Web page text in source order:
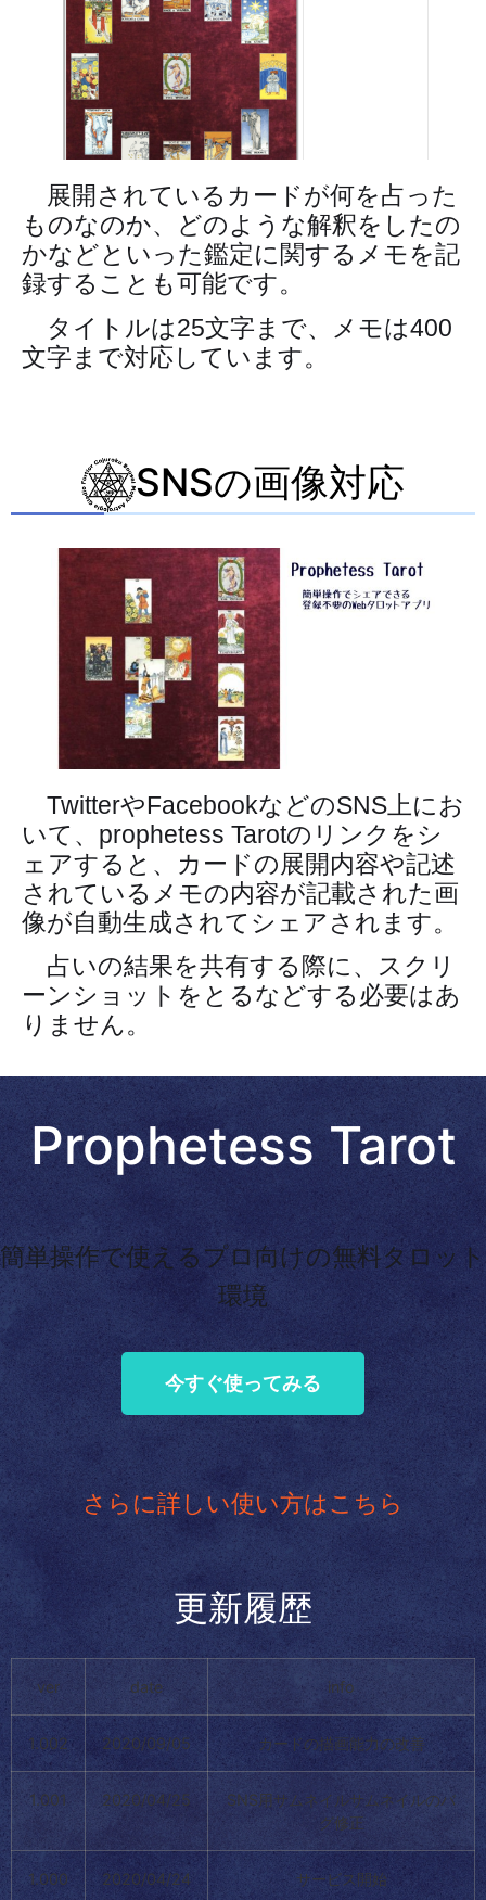
展開されているカードが何を占った
ものなのか、どのような解釈をしたの
かなどといった鑑定に関するメモを記
録することも可能です。
タイトルは25文字まで、メモは400
文字まで対応しています。
SNSの画像対応
TwitterやFacebookなどのSNS上にお
いて、prophetess Tarotのリンクをシ
ェアすると、カードの展開内容や記述
されているメモの内容が記載された画
像が自動生成されてシェアされます。
占いの結果を共有する際に、スクリ
ーンショットをとるなどする必要はあ
りません。
Prophetess Tarot
簡単操作で使えるプロ向けの無料タロット
環境
今すぐ使ってみる
さらに詳しい使い方はこちら
更新履歴
ver date info
1.002 2020/09/05 カードの描画能力の改善
1.001 2020/04/25
SNS用サムネイルサムネイルのバ
グ修正
1.000 2020/04/24 サービス開始